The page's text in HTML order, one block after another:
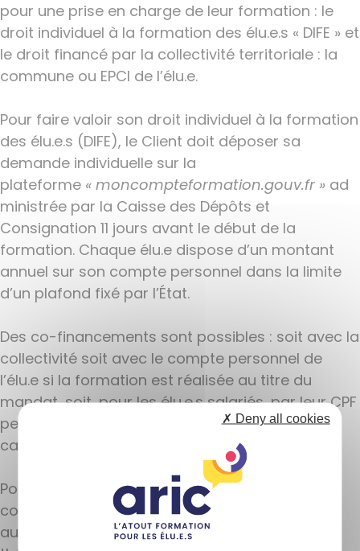
pour une prise en charge de leur formation : le
droit individuel à la formation des élu.e.s « DIFE » et
le droit financé par la collectivité territoriale : la
commune ou EPCI de l’élu.e.
Pour faire valoir son droit individuel à la formation
des élu.e.s (DIFE), le Client doit déposer sa
demande individuelle sur la
plateforme « moncompteformation.gouv.fr » ad
ministrée par la Caisse des Dépôts et
Consignation 11 jours avant le début de la
formation. Chaque élu.e dispose d’un montant
annuel sur son compte personnel dans la limite
d’un plafond fixé par l’État.
Des co-financements sont possibles : soit avec la
collectivité soit avec le compte personnel de
l’élu.e si la formation est réalisée au titre du
mandat, soit, pour les élu.e.s salariés, par leur CPF
personnel si la formation est réalisée dans le
cadre d’une reconversion professionnelle.
Pour faire valoir ses droits financés par la
collectivité, l’élu.e doit exprimer sa demande
auprès de sa collectivité en présentant la
✗ Deny all cookies